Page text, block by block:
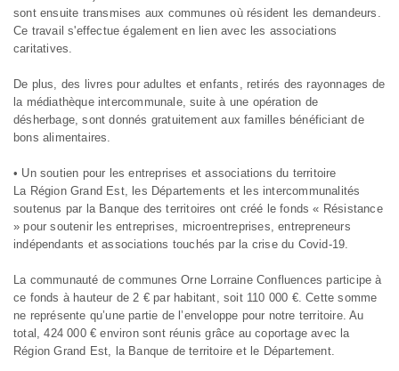
sont ensuite transmises aux communes où résident les demandeurs.
Ce travail s'effectue également en lien avec les associations
caritatives.
De plus, des livres pour adultes et enfants, retirés des rayonnages de
la médiathèque intercommunale, suite à une opération de
désherbage, sont donnés gratuitement aux familles bénéficiant de
bons alimentaires.
• Un soutien pour les entreprises et associations du territoire
La Région Grand Est, les Départements et les intercommunalités
soutenus par la Banque des territoires ont créé le fonds « Résistance
» pour soutenir les entreprises, microentreprises, entrepreneurs
indépendants et associations touchés par la crise du Covid-19.
La communauté de communes Orne Lorraine Confluences participe à
ce fonds à hauteur de 2 € par habitant, soit 110 000 €. Cette somme
ne représente qu’une partie de l’enveloppe pour notre territoire. Au
total, 424 000 € environ sont réunis grâce au coportage avec la
Région Grand Est, la Banque de territoire et le Département.